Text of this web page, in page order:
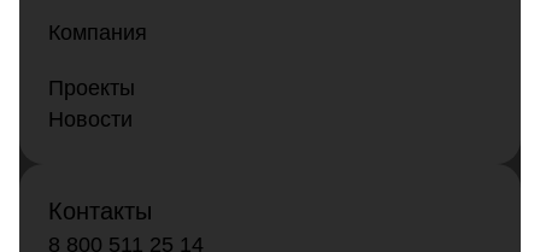
Компания
Проекты
Новости
Контакты
8 800 511 25 14